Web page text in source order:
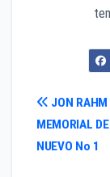
de
JON RAHM
MEMORIAL
NUEVO No 1